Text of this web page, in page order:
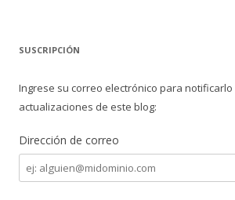
SUSCRIPCIÓN
Ingrese su correo electrónico para notificarlo
actualizaciones de este blog:
Dirección de correo
Dirección
de
correo